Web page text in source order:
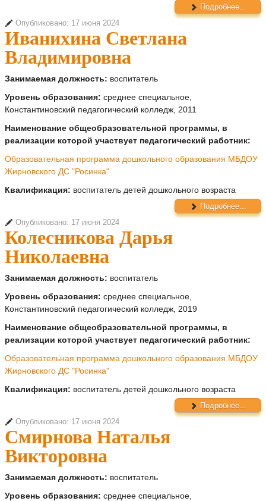
Подробнее...
Опубликовано: 17 июня 2024
Иванихина Светлана
Владимировна
Занимаемая должность: воспитатель
Уровень образования: среднее специальное,
Константиновский педагогический колледж, 2011
Наименование общеобразовательной программы, в
реализации которой участвует педагогический работник:
Образовательная программа дошкольного образования МБДОУ
Жирновского ДС "Росинка"
Квалификация: воспитатель детей дошкольного возраста
Подробнее...
Опубликовано: 17 июня 2024
Колесникова Дарья
Николаевна
Занимаемая должность: воспитатель
Уровень образования: среднее специальное,
Константиновский педагогический колледж, 2019
Наименование общеобразовательной программы, в
реализации которой участвует педагогический работник:
Образовательная программа дошкольного образования МБДОУ
Жирновского ДС "Росинка"
Квалификация: воспитатель детей дошкольного возраста
Подробнее...
Опубликовано: 17 июня 2024
Смирнова Наталья
Викторовна
Занимаемая должность: воспитатель
Уровень образования: среднее специальное,